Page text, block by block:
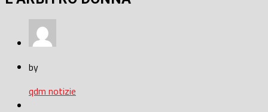
by
qdm notizie